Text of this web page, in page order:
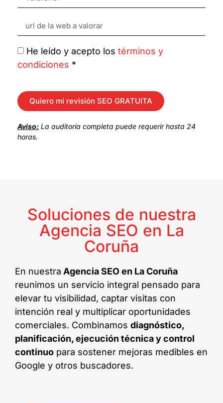
He leído y acepto los términos y
condiciones *
Quiero mi revisión SEO GRATUITA
Aviso: La auditoría completa puede requerir hasta 24
horas.
Soluciones de nuestra
Agencia SEO en La
Coruña
En nuestra Agencia SEO en La Coruña
reunimos un servicio integral pensado para
elevar tu visibilidad, captar visitas con
intención real y multiplicar oportunidades
comerciales. Combinamos diagnóstico,
planificación, ejecución técnica y control
continuo para sostener mejoras medibles en
Google y otros buscadores.